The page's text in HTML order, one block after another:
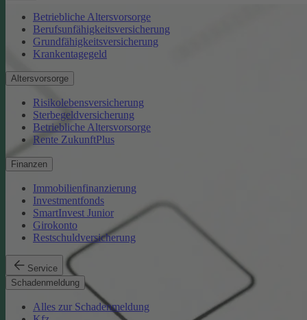
Betriebliche Altersvorsorge
Berufsunfähigkeitsversicherung
Grundfähigkeitsversicherung
Krankentagegeld
Altersvorsorge
Risikolebensversicherung
Sterbegeldversicherung
Betriebliche Altersvorsorge
Rente ZukunftPlus
Finanzen
Immobilienfinanzierung
Investmentfonds
SmartInvest Junior
Girokonto
Restschuldversicherung
Service
Schadenmeldung
Alles zur Schadenmeldung